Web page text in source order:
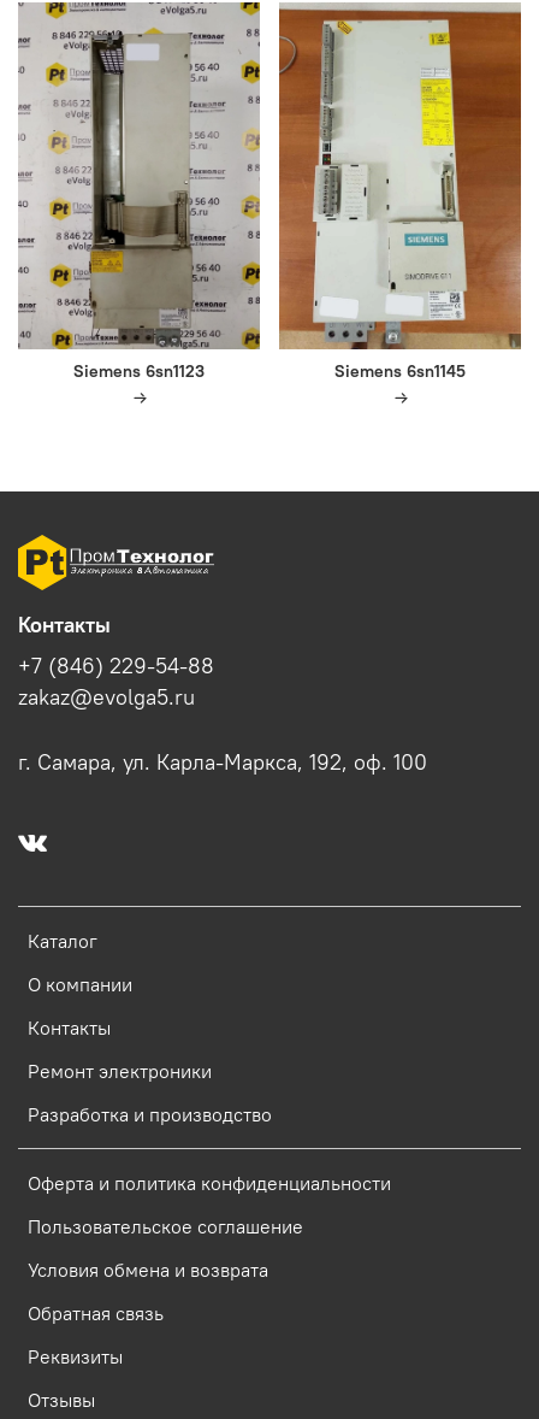
Siemens 6sn1123 Siemens 6sn1145
Каталог
О компании
Контакты
Ремонт электроники
Разработка и производство
Оферта и политика конфиденциальности
Пользовательское соглашение
Условия обмена и возврата
Обратная связь
Реквизиты
Отзывы
Контакты
+7 (846) 229-54-88
zakaz@evolga5.ru
г. Самара, ул. Карла-Маркса, 192, оф. 100